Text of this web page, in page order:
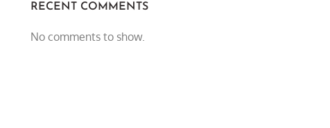
RECENT COMMENTS
No comments to show.